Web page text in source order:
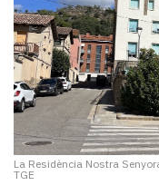
La Residència Nostra
TGE